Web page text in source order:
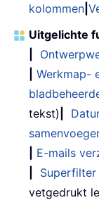
kolommen
Uitgelichte
Werkmap-
tekst)
E-mails
Superfilter
vetgedrukt